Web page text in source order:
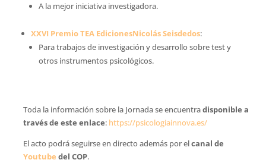
A la mejor iniciativa investigadora.
XXVI Premio TEA EdicionesNicolás Seisdedos:
Para trabajos de investigación y desarrollo sobre test y
otros instrumentos psicológicos.
Toda la información sobre la Jornada se encuentradisponible a
través de este enlace: https://psicologiainnova.es/
El acto podrá seguirse en directo además por elcanal de
Youtube del COP.